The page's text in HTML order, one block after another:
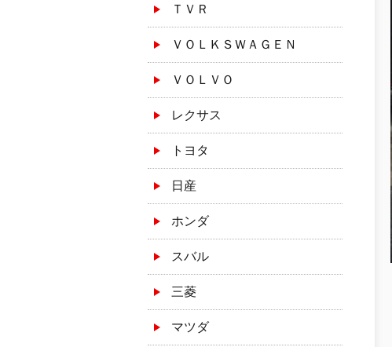
ＴＶＲ
ＶＯＬＫＳＷＡＧＥＮ
ＶＯＬＶＯ
レクサス
トヨタ
日産
ホンダ
スバル
三菱
マツダ